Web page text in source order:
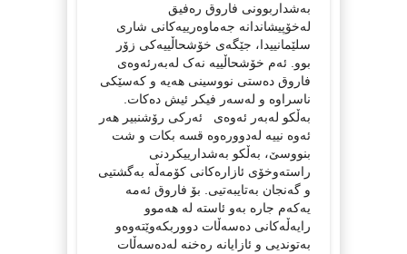
به‌شداربوونی فاروق ره‌فیق
له‌خۆپیشاندانه‌ جه‌ماوه‌رییه‌کانی شاری
سلێمانییدا، جێگه‌ی خۆشحاڵییه‌کی زۆر
بوو. ئه‌م خۆشحاڵییه‌ نه‌ک له‌به‌رئه‌وه‌ی
فاروق ده‌ستی نووسینی هه‌یه‌ و که‌سێکی
ناسراوه‌ و له‌سه‌ر فیکر ئیش ده‌کات.
به‌ڵکو له‌به‌ر ئه‌وه‌ی ئه‌رکی رۆشنبیر هه‌ر
ئه‌وه‌ نییه‌ له‌دووره‌وه‌ قسه‌ بکات و شت
بنووسێ، به‌ڵکو به‌شدارییکردنی
راسته‌وخۆی ئازاره‌کانی کۆمه‌ڵه‌ به‌گشتیی
و گه‌نجان به‌تایبه‌تیی. بۆ فاروق ئه‌مه‌
یه‌که‌م جاره‌ به‌و ئاسته‌ له‌ هه‌موو
رایه‌ڵه‌کانی ده‌سه‌ڵات دووربکه‌وێته‌وه‌و
به‌توندیی و ئازایانه‌ ره‌خنه‌ له‌ده‌سه‌ڵات